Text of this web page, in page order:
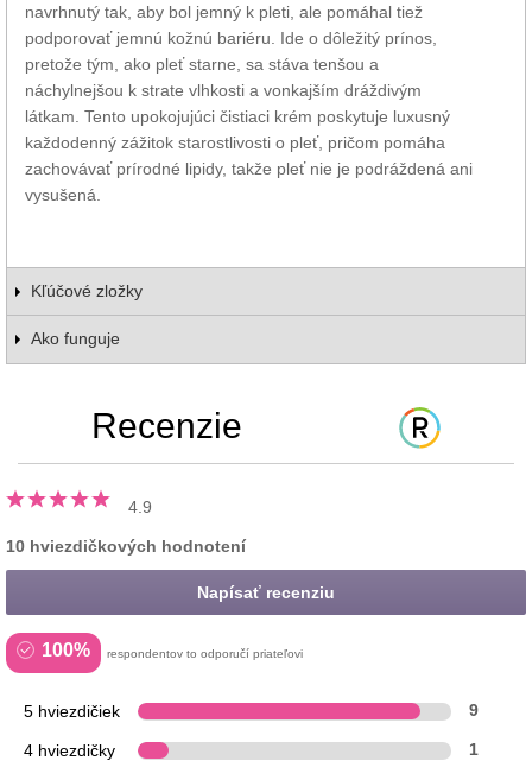
navrhnutý tak, aby bol jemný k pleti, ale pomáhal tiež
podporovať jemnú kožnú bariéru. Ide o dôležitý prínos,
pretože tým, ako pleť starne, sa stáva tenšou a
náchylnejšou k strate vlhkosti a vonkajším dráždivým
látkam. Tento upokojujúci čistiaci krém poskytuje luxusný
každodenný zážitok starostlivosti o pleť, pričom pomáha
zachovávať prírodné lipidy, takže pleť nie je podráždená ani
vysušená.
Kľúčové zložky
Ako funguje
Recenzie
4.9
10 hviezdičkových hodnotení
Napísať recenziu
100% respondentov to odporučí priateľovi
5 hviezdičiek 9
4 hviezdičky 1